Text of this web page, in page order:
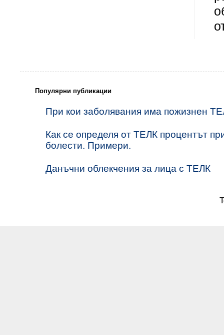
Популярни публикации
При кои заболявания има пожизнен
Как се определя от ТЕЛК процентът
болести. Примери.
Данъчни облекчения за лица с ТЕЛК